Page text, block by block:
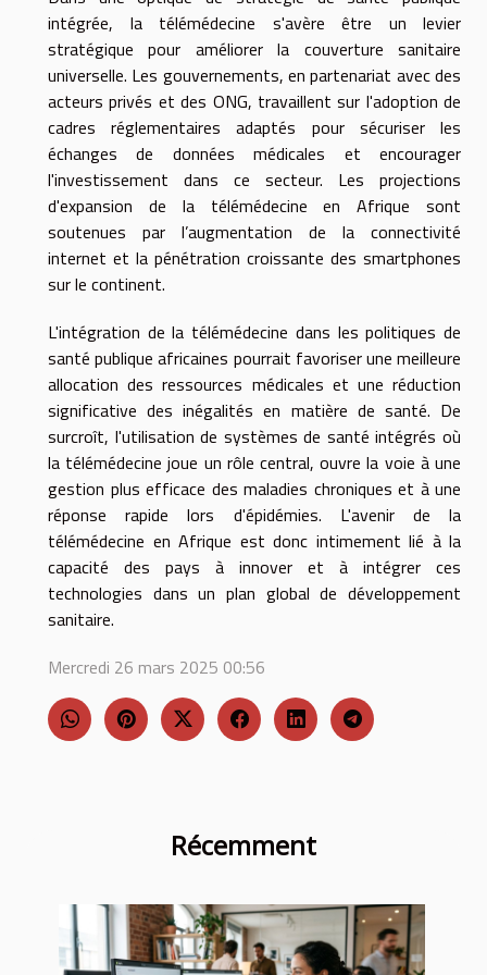
Récemment
intégrée, la télémédecine s'avère être un levier
stratégique pour améliorer la couverture sanitaire
universelle. Les gouvernements, en partenariat avec des
acteurs privés et des ONG, travaillent sur l'adoption de
cadres réglementaires adaptés pour sécuriser les
échanges de données médicales et encourager
l'investissement dans ce secteur. Les projections
d'expansion de la télémédecine en Afrique sont
soutenues par l’augmentation de la connectivité
internet et la pénétration croissante des smartphones
sur le continent.
L'intégration de la télémédecine dans les politiques de
santé publique africaines pourrait favoriser une meilleure
allocation des ressources médicales et une réduction
significative des inégalités en matière de santé. De
surcroît, l'utilisation de systèmes de santé intégrés où
la télémédecine joue un rôle central, ouvre la voie à une
gestion plus efficace des maladies chroniques et à une
réponse rapide lors d'épidémies. L'avenir de la
télémédecine en Afrique est donc intimement lié à la
capacité des pays à innover et à intégrer ces
technologies dans un plan global de développement
sanitaire.
Mercredi 26 mars 2025 00:56